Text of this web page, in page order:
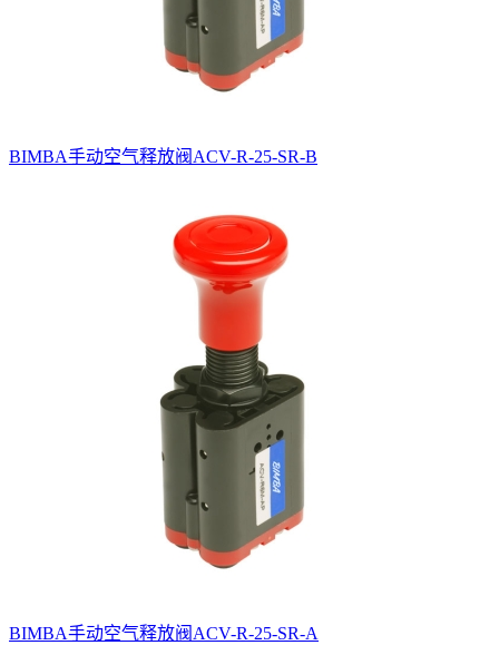
BIMBA手动空气释放阀ACV-R-25-SR-B
BIMBA手动空气释放阀ACV-R-25-SR-A